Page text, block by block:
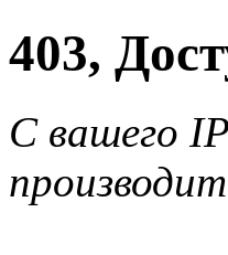
403,
С вашего